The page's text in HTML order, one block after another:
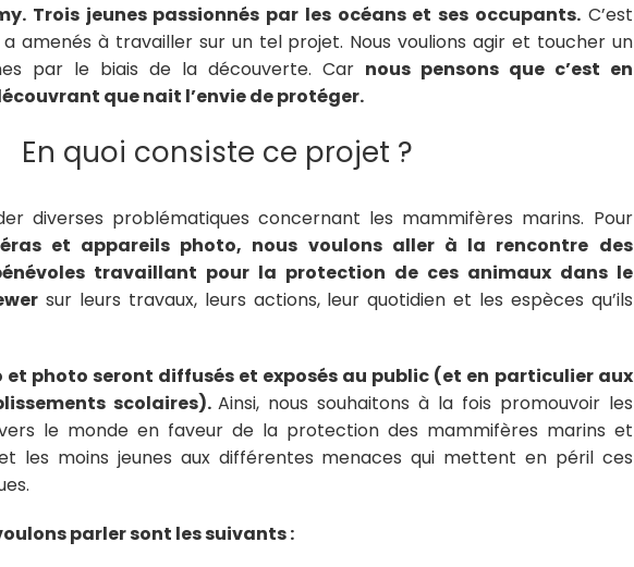
Trois jeunes passionnés par les océans et ses occupants.C’est
amenés à travailler sur un tel projet. Nous voulions agir et toucher un
par le biais de la découverte. Car nous pensons que c’est en
que nait l’envie de protéger.
En quoi consiste ce projet ?
diverses problématiques concernant les mammifères marins. Pour
et appareils photo, nous voulons aller à la rencontre des
travaillant pour la protection de ces animaux dans le
sur leurs travaux, leurs actions, leur quotidien et les espèces qu’ils
et photo seront diffusés et exposés au public (et en particulier aux
scolaires).Ainsi, nous souhaitons à la fois promouvoir les
le monde en faveur de la protection des mammifères marins et
les moins jeunes aux différentes menaces qui mettent en péril ces
parler sont les suivants :